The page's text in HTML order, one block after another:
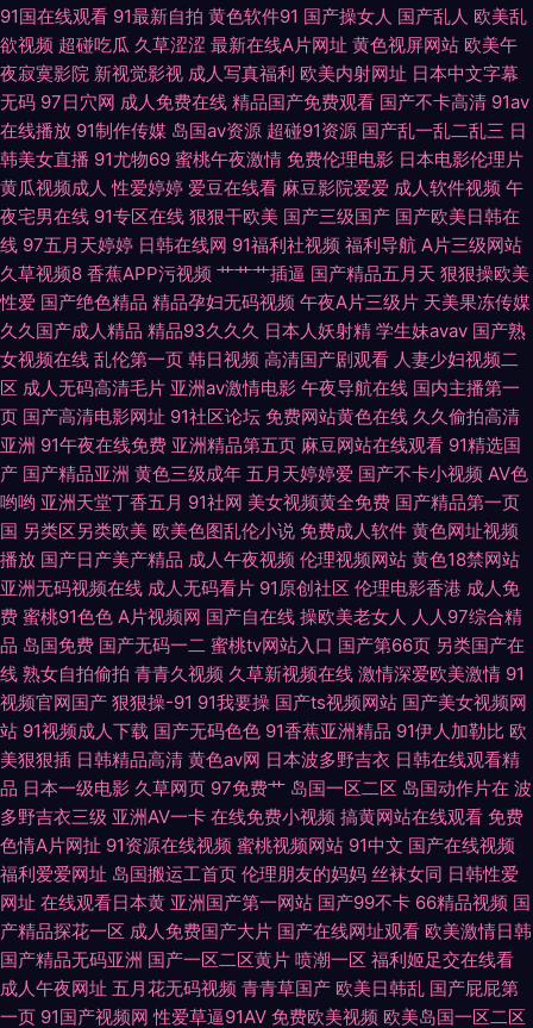
麻豆毛片 天天干视频网 91后入美女蜜桃 超碰碰人妻無碼 韩国有码专区 欧美
老湿 天堂黄色传媒 91成长人版网 操逼福利导航 老师机黄色A片 四区五区福
利导航 91传煤 岛国免费在线观看 久久伊人射 日韩性爱免费看 91传媒免费入
口 操丝袜美腿人妻 国内久精品 日韩成人黄色免费 91大神在线看 超碰在线a
久草老女合集在线 日本黄色永久视频 亚洲欧美网址 97青青草草 国产H版在
线观看 欧美性爱AA 亚洲黄色网址 AⅤ日韩 韩国av在线网址 欧美色色综合 亚
洲精品在线一 AV大香蕉 国产高清肏屄电影 麻豆性爱视频 熟女人妻素人TS
99超碰碰 国产综合色网 人人看人人摸97 伊人干B 精品蜜桃9199 99热这里
精品 欧美人韩 97伊人网 日本丝袜足交
91国在线观看 91最新自拍 黄色软件91 国产操女人 国产乱人 欧美乱
欲视频 超碰吃瓜 久草涩涩 最新在线A片网址 黄色视屏网站 欧美午
夜寂寞影院 新视觉影视 成人写真福利 欧美内射网址 日本中文字幕
无码 97日穴网 成人免费在线 精品国产免费观看 国产不卡高清 91av
在线播放 91制作传媒 岛国av资源 超碰91资源 国产乱一乱二乱三 日
韩美女直播 91尤物69 蜜桃午夜激情 免费伦理电影 日本电影伦理片
黄瓜视频成人 性爱婷婷 爱豆在线看 麻豆影院爱爱 成人软件视频 午
夜宅男在线 91专区在线 狠狠干欧美 国产三级国产 国产欧美日韩在
线 97五月天婷婷 日韩在线网 91福利社视频 福利导航 A片三级网站
久草视频8 香蕉APP污视频 艹艹艹插逼 国产精品五月天 狠狠操欧美
性爱 国产绝色精品 精品孕妇无码视频 午夜A片三级片 天美果冻传媒
久久国产成人精品 精品93久久久 日本人妖射精 学生妹avav 国产熟
女视频在线 乱伦第一页 韩日视频 高清国产剧观看 人妻少妇视频二
区 成人无码高清毛片 亚洲av激情电影 午夜导航在线 国内主播第一
页 国产高清电影网址 91社区论坛 免费网站黄色在线 久久偷拍高清
亚洲 91午夜在线免费 亚洲精品第五页 麻豆网站在线观看 91精选国
产 国产精品亚洲 黄色三级成年 五月天婷婷爱 国产不卡小视频 AV色
哟哟 亚洲天堂丁香五月 91社网 美女视频黄全免费 国产精品第一页
国 另类区另类欧美 欧美色图乱伦小说 免费成人软件 黄色网址视频
播放 国产日产美产精品 成人午夜视频 伦理视频网站 黄色18禁网站
亚洲无码视频在线 成人无码看片 91原创社区 伦理电影香港 成人免
费 蜜桃91色色 A片视频网 国产自在线 操欧美老女人 人人97综合精
品 岛国免费 国产无码一二 蜜桃tv网站入口 国产第66页 另类国产在
线 熟女自拍偷拍 青青久视频 久草新视频在线 激情深爱欧美激情 91
视频官网国产 狠狠操-91 91我要操 国产ts视频网站 国产美女视频网
站 91视频成人下载 国产无码色色 91香蕉亚洲精品 91伊人加勒比 欧
美狠狠插 日韩精品高清 黄色av网 日本波多野吉衣 日韩在线观看精
品 日本一级电影 久草网页 97免费艹 岛国一区二区 岛国动作片在 波
多野吉衣三级 亚洲AV一卡 在线免费小视频 搞黄网站在线观看 免费
色情A片网扯 91资源在线视频 蜜桃视频网站 91中文 国产在线视频
福利爱爱网址 岛国搬运工首页 伦理朋友的妈妈 丝袜女同 日韩性爱
网址 在线观看日本黄 亚洲国产第一网站 国产99不卡 66精品视频 国
产精品探花一区 成人免费国产大片 国产在线网址观看 欧美激情日韩
国产精品无码亚洲 国产一区二区黄片 喷潮一区 福利姬足交在线看
成人午夜网址 五月花无码视频 青青草国产 欧美日韩乱 国产屁屁第
一页 91国产视频网 性爱草逼91AV 免费欧美视频 欧美岛国一区二区